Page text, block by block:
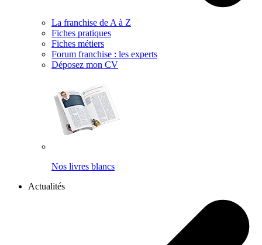
La franchise de A à Z
Fiches pratiques
Fiches métiers
Forum franchise : les experts
Déposez mon CV
Nos livres blancs
Actualités